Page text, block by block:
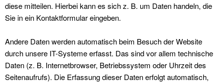
diese mit­teilen. Hier­bei kann es sich z. B. um Dat­en han­deln, die
Sie in ein Kon­tak­t­for­mu­lar eingeben.
Andere Dat­en wer­den automa­tisch beim Besuch der Web­site
durch unsere IT-Sys­teme erfasst. Das sind vor allem tech­nis­che
Dat­en (z. B. Inter­net­brows­er, Betrieb­ssys­tem oder Uhrzeit des
Seit­e­naufrufs). Die Erfas­sung dieser Dat­en erfol­gt automa­tisch,